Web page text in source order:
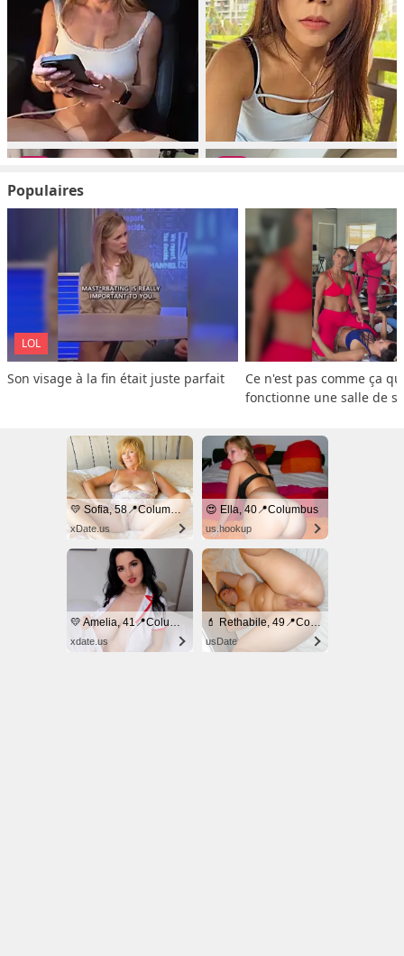
Populaires
LOL
Son visage à la fin était juste parfait
Ce n'est pas comme ça
fonctionne une salle de